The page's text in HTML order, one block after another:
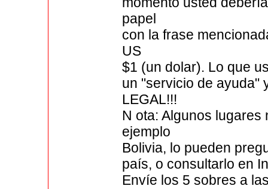
papel
con la frase
US
$1 (un dolar). Lo que
un "servicio de ayuda"
LEGAL!!!
N ota: Algunos
ejemplo
Bolivia, lo pueden
país, o consultarlo en
Envíe los 5 sobres a